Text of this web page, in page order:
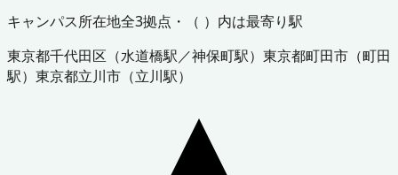
キャンパス所在地全3拠点・（ ）内は最寄り駅
東京都千代田区 （水道橋駅／神保町駅） 東京都町田市 （町田
駅） 東京都立川市 （立川駅）